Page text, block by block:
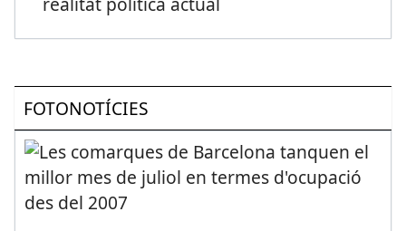
FOTONOTÍCIES